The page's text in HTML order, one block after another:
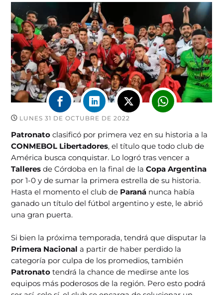
LUNES 31 DE OCTUBRE DE 2022
Patronato clasificó por primera vez en su historia a la
CONMEBOL Libertadores, el título que todo club de
América busca conquistar. Lo logró tras vencer a
Talleres de Córdoba en la final de laCopa Argentina
por 1-0 y de sumar la primera estrella de su historia.
Hasta el momento el club de Paraná nunca había
ganado un título del fútbol argentino y este, le abrió
una gran puerta.
Si bien la próxima temporada, tendrá que disputar la
Primera Nacionala partir de haber perdido la
categoría por culpa de los promedios, también
Patronato tendrá la chance de medirse ante los
equipos más poderosos de la región. Pero esto podrá